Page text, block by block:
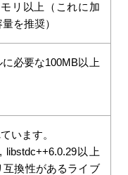
リ以上（これに加
を推奨）
必要な100MB以上
います。
以上
換性があるライブ